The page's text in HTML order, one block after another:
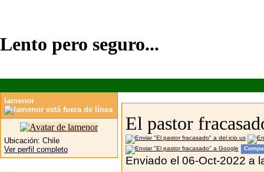
Lento pero seguro...
El pastor
Enviado el 06-Oct-2022 a
lamenor
Ubicación: Chile
Ver perfil completo